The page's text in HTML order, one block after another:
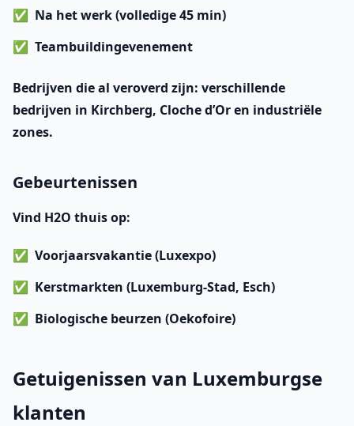
Na het werk (volledige 45 min)
Teambuildingevenement
Bedrijven die al veroverd zijn: verschillende
bedrijven in Kirchberg, Cloche d’Or en industriële
zones.
Gebeurtenissen
Vind H2O thuis op:
Voorjaarsvakantie(Luxexpo)
Kerstmarkten (Luxemburg-Stad, Esch)
Biologische beurzen (Oekofoire)
Getuigenissen van Luxemburgse
klanten